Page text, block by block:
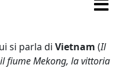
si parla di Vietnam (Il
fiume Mekong, la vittoria